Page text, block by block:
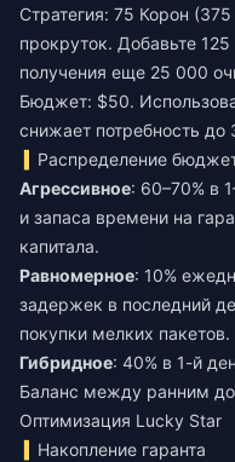
Стратегия: 75 Корон
прокруток. Добавьте
получения еще 25 000
Бюджет: $50.
снижает потребность
Распределение
Агрессивное: 60–70% в
и запаса времени на
капитала.
Равномерное: 10%
задержек в последний
покупки мелких пакетов.
Гибридное: 40% в 1-й
Баланс между ранним
Оптимизация Lucky Star
Накопление гаранта